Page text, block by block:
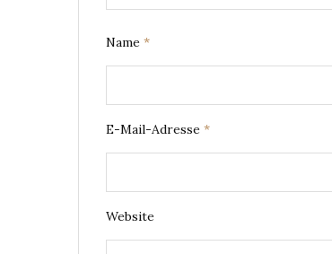
Name *
E-Mail-Adresse *
Website